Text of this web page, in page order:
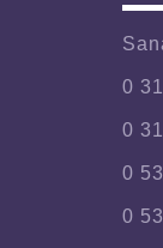
0
0
0
0